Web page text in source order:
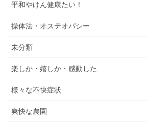
平和やけん健康たい！
操体法・オステオパシー
未分類
楽しか・嬉しか・感動した
様々な不快症状
爽快な農園